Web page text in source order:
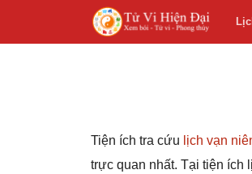
Tiện ích tra cứu lịch vạn
trực quan nhất. Tại tiện ích